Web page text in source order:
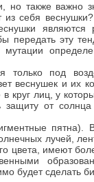
но также важно
себя
передать эту
только под
веснушек и их
круг лиц, у
защиту от
пятна).
лучей,
цвета, имеют
будет сделать